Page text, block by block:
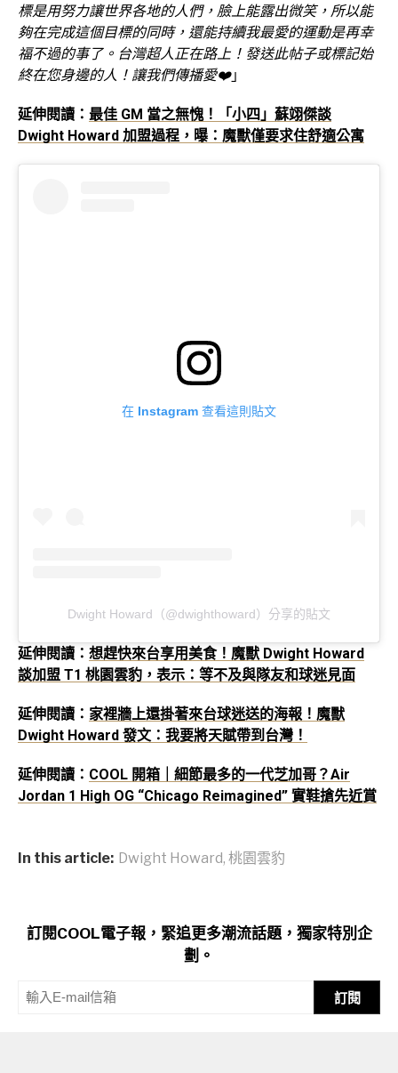
標是用努力讓世界各地的人們，臉上能露出微笑，所以能
夠在完成這個目標的同時，還能持續我最愛的運動是再幸
福不過的事了。台灣超人正在路上！發送此帖子或標記始
終在您身邊的人！讓我們傳播愛❤️」
延伸閱讀： 最佳 GM 當之無愧！「小四」蘇翊傑談
Dwight Howard 加盟過程，曝：魔獸僅要求住舒適公寓
在 Instagram 查看這則貼文
Dwight Howard（@dwighthoward）分享的貼文
延伸閱讀： 想趕快來台享用美食！魔獸 Dwight Howard
談加盟 T1 桃園雲豹，表示：等不及與隊友和球迷見面
延伸閱讀： 家裡牆上還掛著來台球迷送的海報！魔獸
Dwight Howard 發文：我要將天賦帶到台灣！
延伸閱讀： COOL 開箱｜細節最多的一代芝加哥？Air
Jordan 1 High OG “Chicago Reimagined” 實鞋搶先近賞
In this article: Dwight Howard, 桃園雲豹
訂閱COOL電子報，緊追更多潮流話題，獨家特別企
劃。
訂閱